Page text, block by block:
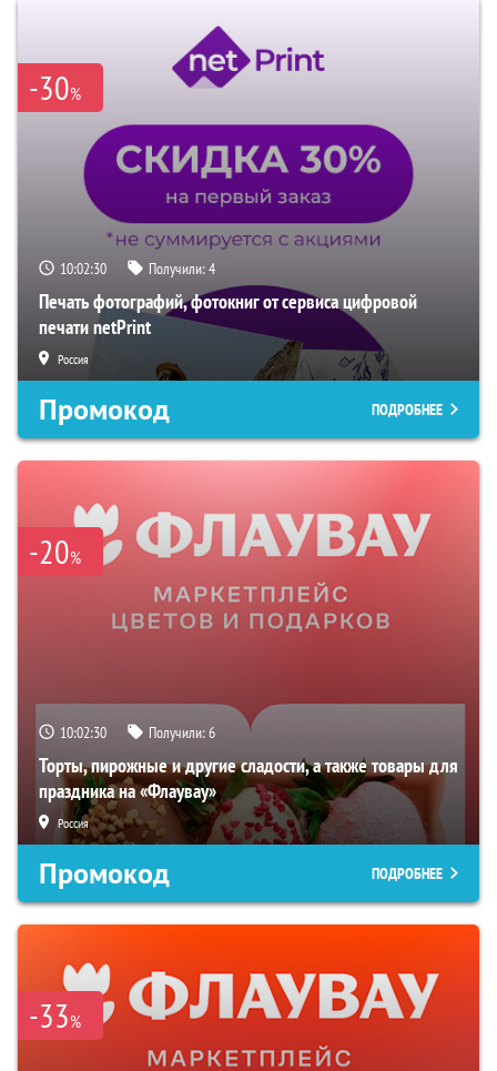
-30%
10:02:29 Получили:4
Печать фотографий, фотокниг от сервиса цифровой
печати netPrint
Россия
Промокод ПОДРОБНЕЕ
-20%
10:02:29 Получили:6
Торты, пирожные и другие сладости, а также товары для
праздника на «Флаувау»
Россия
Промокод ПОДРОБНЕЕ
-33%